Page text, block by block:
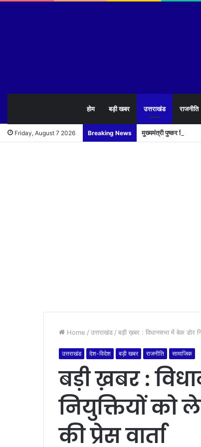
होम बड़ी खबर उत्तराखंड राजनीति
Friday, August 7 2026 Breaking News मुख्यमंत्री पुष्कर सिंह
Home / उत्तराखंड / बड़ी ख़बर : विधानसभा में बेक डोर
उत्तराखंड देश-विदेश बड़ी खबर राजनीति सामाजिक
बड़ी ख़बर :
नियुक्तियों को
की प्रेस वार्ता